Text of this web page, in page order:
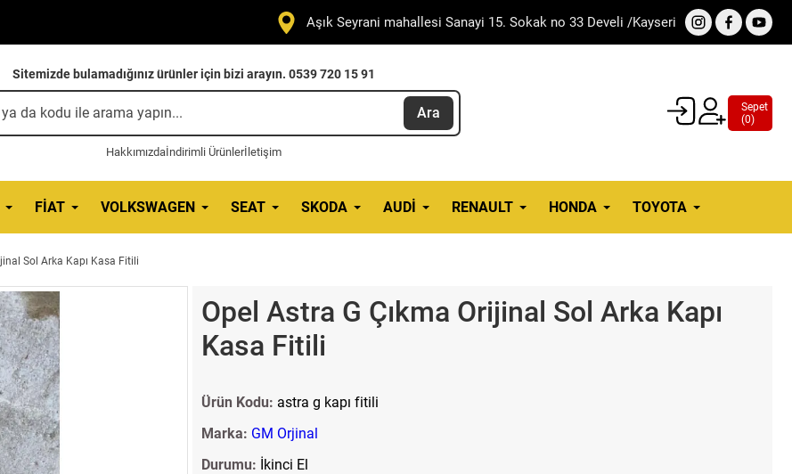
Aşık Seyrani mahallesi Sanayi 15. Sokak no 33 Develi /Kayseri
Sitemizde bulamadığınız ürünler için bizi arayın. 0539 720 15 91
Ara
Hakkımızdaİndirimli Ürünlerİletişim
Sepet
(0)
FIAT VOLKSWAGEN SEAT SKODA AUDI RENAULT HONDA TOYOTA
Sol Arka Kapı Kasa Fitili
Opel Astra G Çıkma Orijinal Sol Arka Kapı
Kasa Fitili
Ürün Kodu: astra g kapı fitili
Marka: GM Orjinal
Durumu: İkinci El